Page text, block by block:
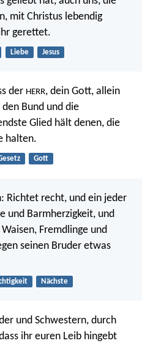
mit Christus lebendig
gerettet.
Liebe Jesus
der HERR, dein Gott, allein
Bund und die
Glied hält denen, die
halten.
Gott
Richtet recht, und ein jeder
und Barmherzigkeit, und
Fremdlinge und
seinen Bruder etwas
Nächste
und Schwestern, durch
ihr euren Leib hingebt